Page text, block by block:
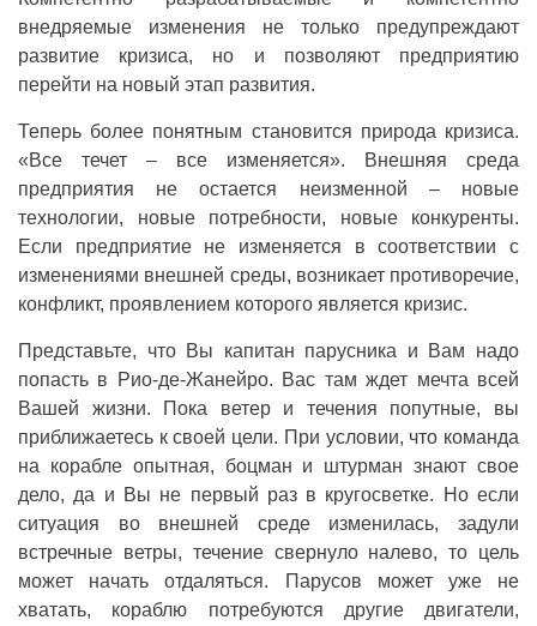
внедряемые изменения не только предупреждают
развитие кризиса, но и позволяют предприятию
перейти на новый этап развития.
Теперь более понятным становится природа кризиса.
«Все течет – все изменяется». Внешняя среда
предприятия не остается неизменной – новые
технологии, новые потребности, новые конкуренты.
Если предприятие не изменяется в соответствии с
изменениями внешней среды, возникает противоречие,
конфликт, проявлением которого является кризис.
Представьте, что Вы капитан парусника и Вам надо
попасть в Рио-де-Жанейро. Вас там ждет мечта всей
Вашей жизни. Пока ветер и течения попутные, вы
приближаетесь к своей цели. При условии, что команда
на корабле опытная, боцман и штурман знают свое
дело, да и Вы не первый раз в кругосветке. Но если
ситуация во внешней среде изменилась, задули
встречные ветры, течение свернуло налево, то цель
может начать отдаляться. Парусов может уже не
хватать, кораблю потребуются другие двигатели,